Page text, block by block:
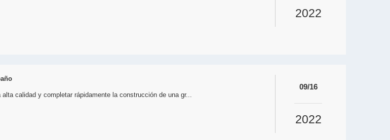
2022
calidad y completar rápidamente la construcción de una gr...
09/16
2022